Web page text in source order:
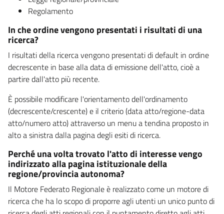
Regolamento
In che ordine vengono presentati i risultati di una
ricerca?
I risultati della ricerca vengono presentati di default in ordine
decrescente in base alla data di emissione dell'atto, cioè a
partire dall'atto più recente.
È possibile modificare l'orientamento dell'ordinamento
(decrescente/crescente) e il criterio (data atto/regione-data
atto/numero atto) attraverso un menu a tendina proposto in
alto a sinistra dalla pagina degli esiti di ricerca.
Perché una volta trovato l'atto di interesse vengo
indirizzato alla pagina istituzionale della
regione/provincia autonoma?
Il Motore Federato Regionale è realizzato come un motore di
ricerca che ha lo scopo di proporre agli utenti un unico punto di